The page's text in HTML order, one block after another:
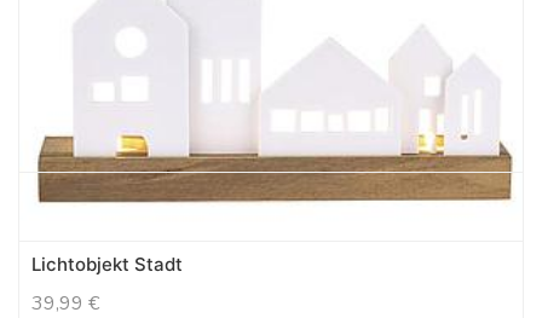
Lichtobjekt Stadt
39,99 €